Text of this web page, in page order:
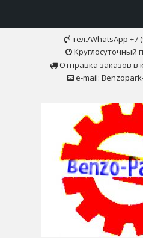
тел./WhatsApp +7
Круглосуточный
Отправка заказов в
e-mail: